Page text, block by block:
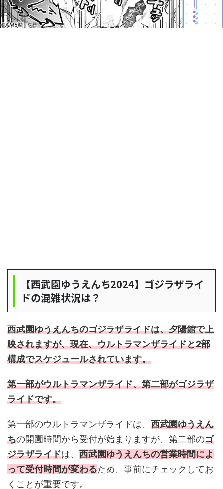
【西武園ゆうえんち2024】ゴジラザライ
ドの混雑状況は？
西武園ゆうえんちのゴジラザライドは、夕陽館で上
映されますが、現在、ウルトラマンザライドと2部
構成でスケジュールされています。
第一部がウルトラマンザライド、第二部がゴジラザ
ライドです。
第一部のウルトラマンザライドは、 西武園ゆうえん
ちの開園時間から受付が始まりますが、第二部のゴ
ジラザライドは、 西武園ゆうえんちの営業時間によ
って受付時間が変わるため、事前にチェックしてお
くことが重要です。